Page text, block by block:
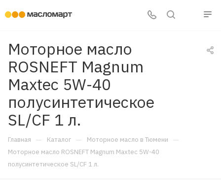
Моторное масло
ROSNEFT Magnum
Maxtec 5W-40
полусинтетическое
SL/CF 1 л.
Главная — Каталог — Моторное масло в Тюмени —
Моторное масло ROSNEFT Magnum Maxtec 5W-40
полусинтетическое SL/CF 1 л.